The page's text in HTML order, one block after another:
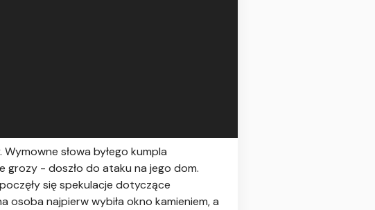
słowa byłego kumpla
grozy - doszło do ataku na jego dom.
się spekulacje dotyczące
osoba najpierw wybiła okno kamieniem, a